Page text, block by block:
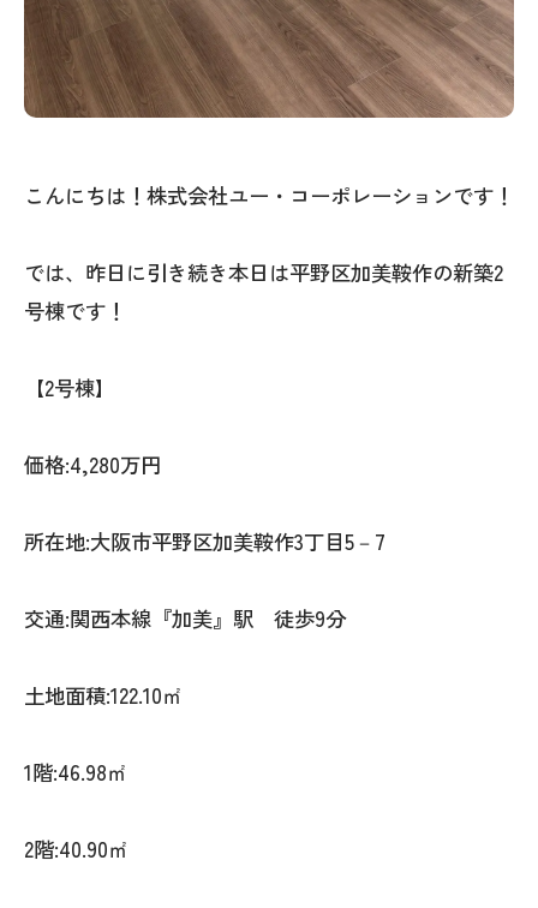
こんにちは！株式会社ユー・コーポレーションです！
では、昨日に引き続き本日は平野区加美鞍作の新築2
号棟です！
【2号棟】
価格:4,280万円
所在地:大阪市平野区加美鞍作3丁目5－7
交通:関西本線『加美』駅 徒歩9分
土地面積:122.10㎡
1階:46.98㎡
2階:40.90㎡